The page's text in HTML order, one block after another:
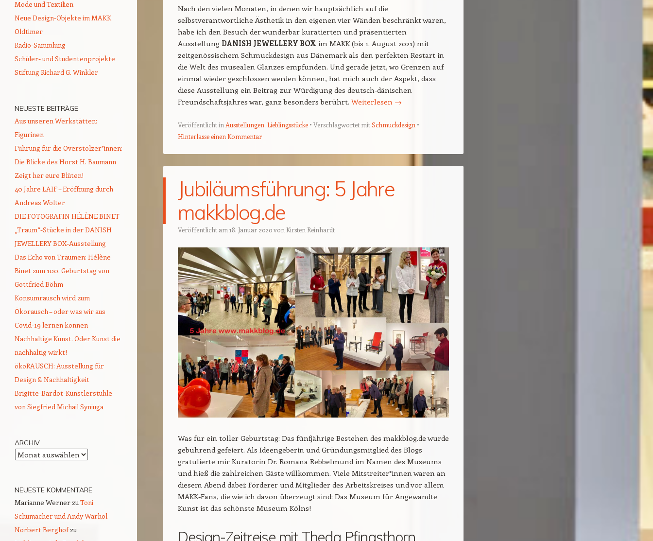
Nach den vielen Monaten, in denen wir hauptsächlich auf die
selbstverantwortliche Ästhetik in den eigenen vier Wänden beschränkt waren,
habe ich den Besuch der wunderbar kuratierten und präsentierten
Ausstellung DANISH JEWELLERY BOX im MAKK (bis 1. August 2021) mit
zeitgenössischem Schmuckdesign aus Dänemark als den perfekten Restart in
die Welt des musealen Glanzes empfunden. Und gerade jetzt, wo Grenzen auf
einmal wieder geschlossen werden können, hat mich auch der Aspekt, dass
diese Ausstellung ein Beitrag zur Würdigung des deutsch-dänischen
Freundschaftsjahres war, ganz besonders berührt. Weiterlesen →
Veröffentlicht in Ausstellungen, Lieblingsstücke Verschlagwortet mitSchmuckdesign
Hinterlasse einen Kommentar
Jubiläumsführung: 5 Jahre
makkblog.de
Veröffentlicht am 18. Januar 2020von Kirsten Reinhardt
Was für ein toller Geburtstag: Das fünfjährige Bestehen des makkblog.de wurde
gebührend gefeiert. Als Ideengeberin und Gründungsmitglied des Blogs
gratulierte mir Kuratorin Dr. Romana Rebbelmund im Namen des Museums
und hieß die zahlreichen Gäste willkommen. Viele Mitstreiter*innen waren an
diesem Abend dabei: Förderer und Mitglieder des Arbeitskreises und vor allem
MAKK-Fans, die wie ich davon überzeugt sind: Das Museum für Angewandte
Kunst ist das schönste Museum Kölns!
Design-Zeitreise mit Theda Pfingsthorn
Mode und Textilien
Neue Design-Objekte im MAKK
Oldtimer
Radio-Sammlung
Schüler- und Studentenprojekte
Stiftung Richard G. Winkler
NEUESTE BEITRÄGE
Aus unseren Werkstätten:
Figurinen
Führung für die Overstolzer*innen:
Die Blicke des Horst H. Baumann
Zeigt her eure Blüten!
40 Jahre LAIF – Eröffnung durch
Andreas Wolter
DIE FOTOGRAFIN HÉLÈNE BINET
„Traum“-Stücke in der DANISH
JEWELLERY BOX-Ausstellung
Das Echo von Träumen: Hélène
Binet zum 100. Geburtstag von
Gottfried Böhm
Konsumrausch wird zum
Ökorausch – oder was wir aus
Covid-19 lernen können
Nachhaltige Kunst. Oder Kunst die
nachhaltig wirkt!
ökoRAUSCH: Ausstellung für
Design & Nachhaltigkeit
Brigitte-Bardot-Künstlerstühle
von Siegfried Michail Syniuga
ARCHIV
Archiv
NEUESTE KOMMENTARE
Marianne Werner zuToni
Schumacher und Andy Warhol
Norbert Berghofzu